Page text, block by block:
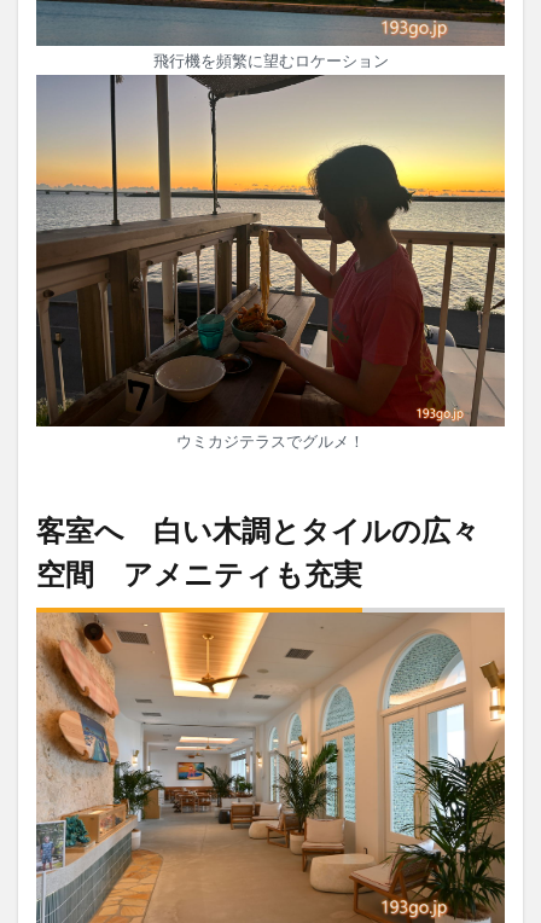
飛行機を頻繁に望むロケーション
ウミカジテラスでグルメ！
客室へ 白い木調とタイルの広々
空間 アメニティも充実